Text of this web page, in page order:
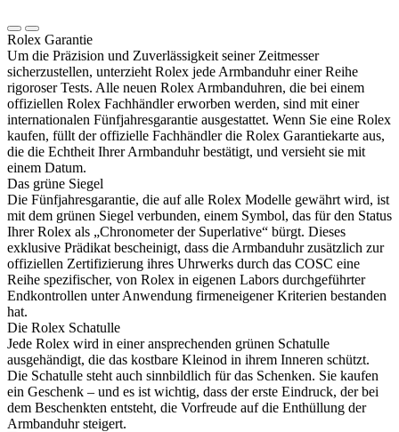
Rolex Garantie
Um die Präzision und Zuverlässigkeit seiner Zeitmesser
sicherzustellen, unterzieht Rolex jede Armbanduhr einer Reihe
rigoroser Tests. Alle neuen Rolex Armbanduhren, die bei einem
offiziellen Rolex Fachhändler erworben werden, sind mit einer
internationalen Fünfjahres­garantie ausgestattet. Wenn Sie eine Rolex
kaufen, füllt der offizielle Fachhändler die Rolex Garantiekarte aus,
die die Echtheit Ihrer Armbanduhr bestätigt, und versieht sie mit
einem Datum.
Das grüne Siegel
Die Fünfjahresgarantie, die auf alle Rolex Modelle gewährt wird, ist
mit dem grünen Siegel verbunden, einem Symbol, das für den Status
IhrerRolex als „Chronometer der Superlative“ bürgt. Dieses
exklusive Prädikat bescheinigt, dass die Armbanduhr zusätzlich zur
offiziellen Zertifizierung ihres Uhrwerks durch das COSC eine
Reihe spezifischer, von Rolex in eigenen Labors durchgeführter
Endkontrollen unter Anwendung firmeneigener Kriterien bestanden
hat.
Die Rolex Schatulle
Jede Rolex wird in einer ansprechenden grünen Schatulle
ausgehändigt, die das kostbare Kleinod in ihrem Inneren schützt.
Die Schatulle steht auch sinnbildlich für das Schenken. Sie kaufen
ein Geschenk – und es ist wichtig, dass der erste Eindruck, der bei
dem Beschenkten entsteht, die Vorfreude auf die Enthüllung der
Armbanduhr steigert.